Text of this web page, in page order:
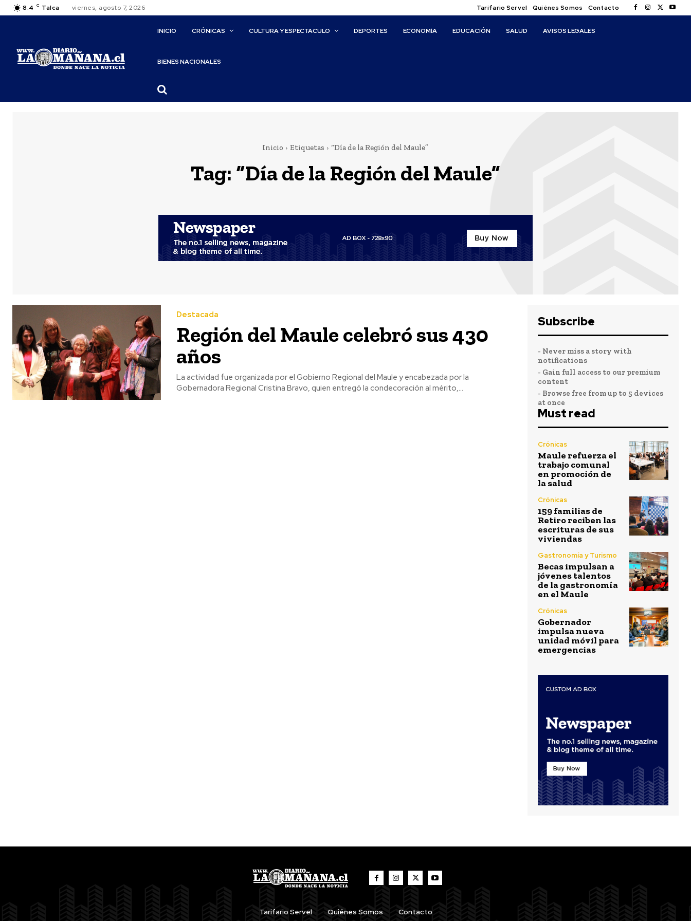
8.4 C Talca viernes, agosto 7, 2026 Tarifario Servel Quiénes Somos Contacto
INICIO CRÓNICAS CULTURA Y ESPECTACULO DEPORTES ECONOMÍA EDUCACIÓN SALUD AVISOS LEGALES
BIENES NACIONALES
Inicio Etiquetas “Día de la Región del Maule”
Tag: “Día de la Región del Maule”
Destacada
Región del Maule celebró sus 430
años
La actividad fue organizada por el Gobierno Regional del Maule y encabezada por la
Gobernadora Regional Cristina Bravo, quien entregó la condecoración al mérito,...
Subscribe
- Never miss a story with
notifications
- Gain full access to our premium
content
- Browse free from up to 5 devices
at once
Must read
Crónicas
Maule refuerza el
trabajo comunal
en promoción de
la salud
Crónicas
159 familias de
Retiro reciben las
escrituras de sus
viviendas
Gastronomía y Turismo
Becas impulsan a
jóvenes talentos
de la gastronomía
en el Maule
Crónicas
Gobernador
impulsa nueva
unidad móvil para
emergencias
Tarifario Servel Quiénes Somos Contacto